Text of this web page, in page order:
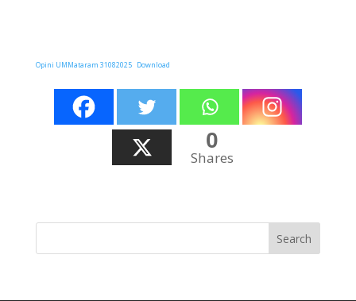
Opini UMMataram 31082025 Download
0
Shares